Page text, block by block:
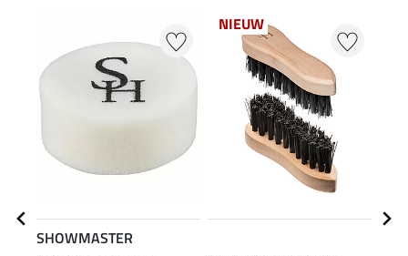
SHOWMASTER
NIEUW